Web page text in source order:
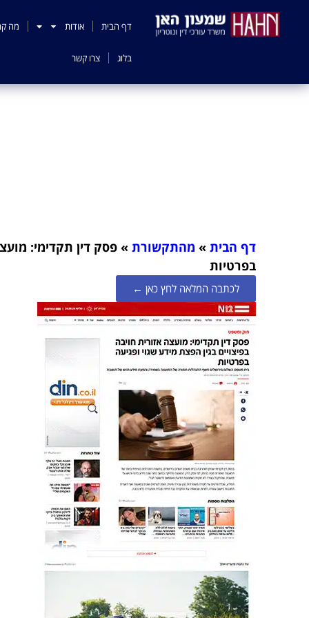
דף הבית אודות מה
בלוג צרו קשר
דף הבית » מהתקשורת »פסק דין תקדימי:
בפרטיות
לכתבה המלאה לחץ כאן ←